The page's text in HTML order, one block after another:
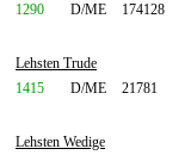
1290
D/ME 174128
Lehsten Trude
1415
D/ME 21781
Lehsten Wedige